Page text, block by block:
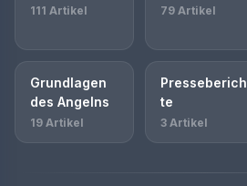
111 Artikel 79 Artikel
Grundlagen
des Angelns
19 Artikel
Presseberich
te
3 Artikel